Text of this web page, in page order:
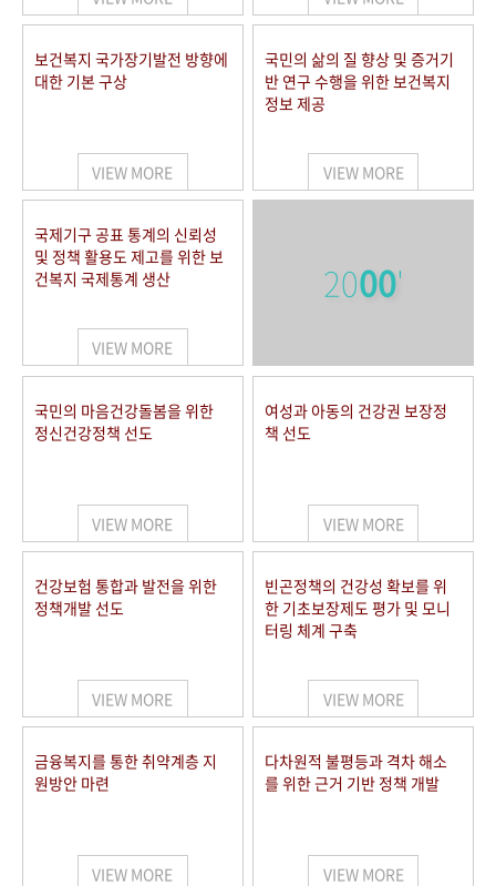
보건복지 국가장기발전 방향에
대한 기본 구상
VIEW MORE
국민의 삶의 질 향상 및 증거기
반 연구 수행을 위한 보건복지
정보 제공
VIEW MORE
국제기구 공표 통계의 신뢰성
및 정책 활용도 제고를 위한 보
건복지 국제통계 생산
VIEW MORE
2000'
국민의 마음건강돌봄을 위한
정신건강정책 선도
VIEW MORE
여성과 아동의 건강권 보장정
책 선도
VIEW MORE
건강보험 통합과 발전을 위한
정책개발 선도
VIEW MORE
빈곤정책의 건강성 확보를 위
한 기초보장제도 평가 및 모니
터링 체계 구축
VIEW MORE
금융복지를 통한 취약계층 지
원방안 마련
VIEW MORE
다차원적 불평등과 격차 해소
를 위한 근거 기반 정책 개발
VIEW MORE